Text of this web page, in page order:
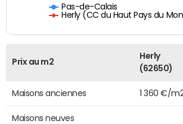
Pas-de-Calais
Herly (CC du Haut Pays du
Prix au m2
Herly
(62650)
Maisons anciennes 1 360 €/
Maisons neuves